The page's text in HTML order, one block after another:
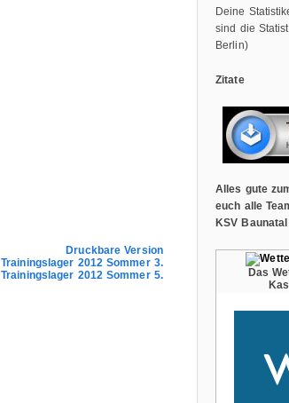
Druckbare Version
Trainingslager 2012 Sommer 3.
Trainingslager 2012 Sommer 5.
Deine
sind die
Berlin)
Zitate
Alles gute
euch alle
KSV Baunatal
Das